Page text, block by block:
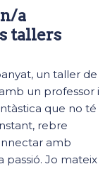
a
tallers
un taller de
un professor i
que no té
rebre
amb
passió. Jo mateix